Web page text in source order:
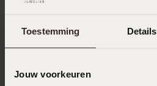
Toestemming Details
Jouw voorkeuren
Ook leuk voor jou